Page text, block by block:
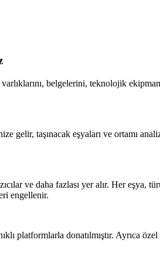
belgelerini, teknolojik
taşınacak eşyaları ve ortamı
ve daha fazlası yer alır. Her
engellenir.
platformlarla donatılmıştır.